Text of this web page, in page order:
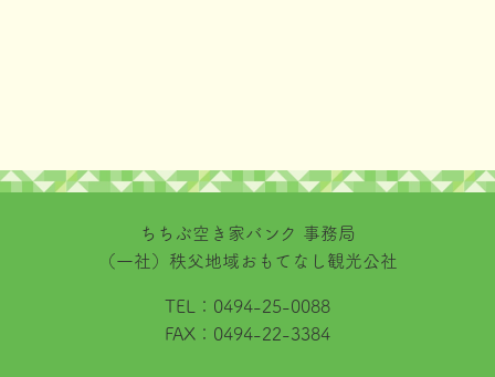
ちちぶ空き家バンク 事務局
（一社）秩父地域おもてなし観光公社
TEL： 0494-25-0088
FAX： 0494-22-3384